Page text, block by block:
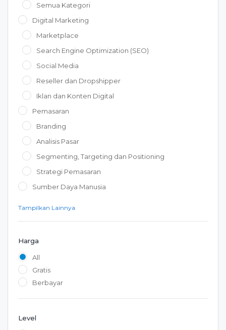
Semua Kategori
Digital Marketing
Marketplace
Search Engine Optimization (SEO)
Social Media
Reseller dan Dropshipper
Iklan dan Konten Digital
Pemasaran
Branding
Analisis Pasar
Segmenting, Targeting dan Positioning
Strategi Pemasaran
Sumber Daya Manusia
Tampilkan Lainnya
Harga
All
Gratis
Berbayar
Level